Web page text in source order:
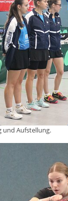
und Aufstellung.